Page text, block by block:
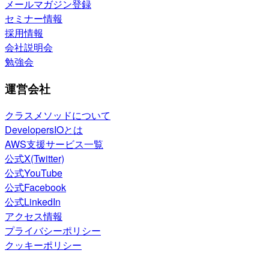
メールマガジン登録
セミナー情報
採用情報
会社説明会
勉強会
運営会社
クラスメソッドについて
DevelopersIOとは
AWS支援サービス一覧
公式X(Twitter)
公式YouTube
公式Facebook
公式LinkedIn
アクセス情報
プライバシーポリシー
クッキーポリシー